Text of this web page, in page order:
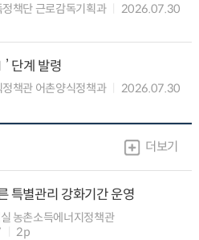
책단 근로감독기획과
2026.07.30
단계 발령
책관 어촌양식정책과
2026.07.30
더보기
특별관리 강화기간 운영
농촌소득에너지정책관
2p